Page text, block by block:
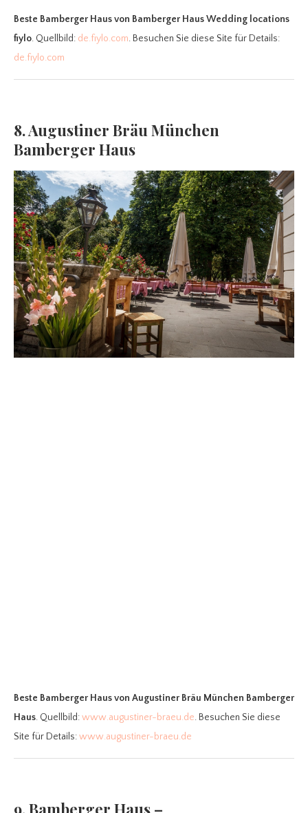
Beste Bamberger Hausvon Bamberger Haus Wedding locations
fiylo. Quellbild: de.fiylo.com. Besuchen Sie diese Site für Details:
de.fiylo.com
8. Augustiner Bräu München
Bamberger Haus
Beste Bamberger Hausvon Augustiner Bräu München Bamberger
Haus. Quellbild:www.augustiner-braeu.de. Besuchen Sie diese
Site für Details:www.augustiner-braeu.de